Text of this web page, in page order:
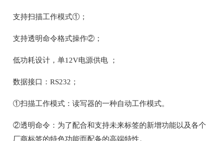
支持扫描工作模式①；
支持透明命令格式操作②；
低功耗设计，单12V电源供电 ；
数据接口：RS232；
①扫描工作模式：读写器的一种自动工作模式。
②透明命令：为了配合和支持未来标签的新增功能以及各个
厂商标签的特色功能而配备的高端特性。